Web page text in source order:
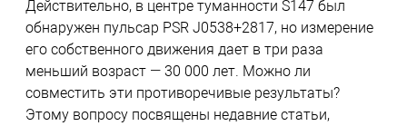
Действительно, в центре туманности S147 был
обнаружен пульсар PSR J0538+2817, но измерение
его собственного движения дает в три раза
меньший возраст — 30 000 лет. Можно ли
совместить эти противоречивые результаты?
Этому вопросу посвящены недавние статьи,